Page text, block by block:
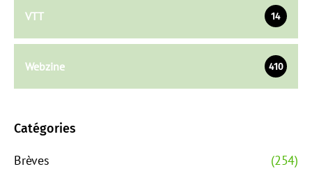
VTT 14
Webzine 410
Catégories
Brèves
(254)